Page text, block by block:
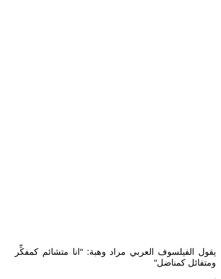
يقول الفيلسوف العربي مراد وهبة: "انا متشائم كمفكِّر
ومتفائل كمناضل"